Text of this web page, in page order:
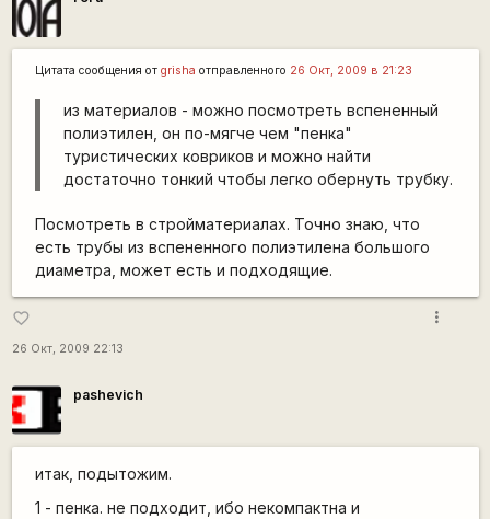
Цитата сообщения от grisha отправленного 26 Окт, 2009 в 21:23
из материалов - можно посмотреть вспененный
полиэтилен, он по-мягче чем "пенка"
туристических ковриков и можно найти
достаточно тонкий чтобы легко обернуть трубку.
Посмотреть в стройматериалах. Точно знаю, что
есть трубы из вспененного полиэтилена большого
диаметра, может есть и подходящие.
favorite_border
26 Окт, 2009 22:13
more_vert
pashevich
итак, подытожим.
1 - пенка. не подходит, ибо некомпактна и